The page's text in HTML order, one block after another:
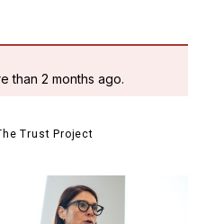
than 2 months ago.